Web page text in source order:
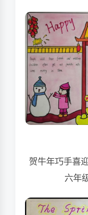
贺牛年巧手喜
六年